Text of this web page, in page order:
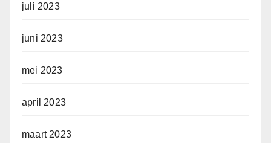
juli 2023
juni 2023
mei 2023
april 2023
maart 2023